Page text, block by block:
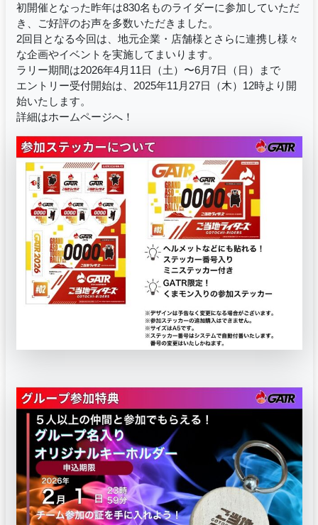
初開催となった昨年は830名ものライダーに参加していただ
き、ご好評のお声を多数いただきました。
2回目となる今回は、地元企業・店舗様とさらに連携し様々
な企画やイベントを実施してまいります。
ラリー期間は2026年4月11日（土）〜6月7日（日）まで
エントリー受付開始は、2025年11月27日（木）12時より開
始いたします。
詳細はホームページへ！